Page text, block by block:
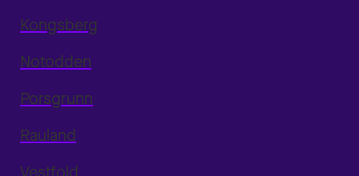
Kongsberg
Notodden
Porsgrunn
Rauland